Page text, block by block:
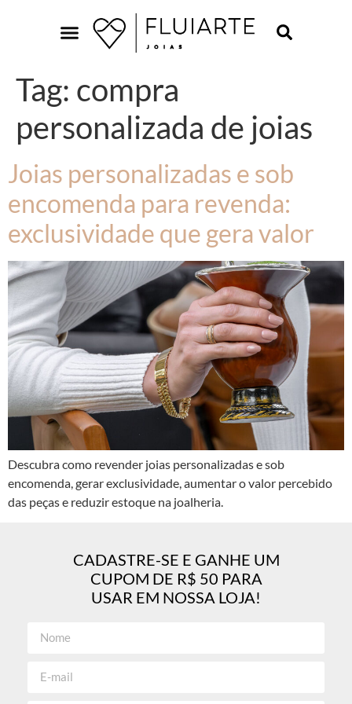
Tag: compra
personalizada de joias
Joias personalizadas e sob
encomenda para revenda:
exclusividade que gera valor
Descubra como revender joias personalizadas e sob
encomenda, gerar exclusividade, aumentar o valor percebido
das peças e reduzir estoque na joalheria.
CADASTRE-SE E GANHE UM
CUPOM DE R$ 50 PARA
USAR EM NOSSA LOJA!